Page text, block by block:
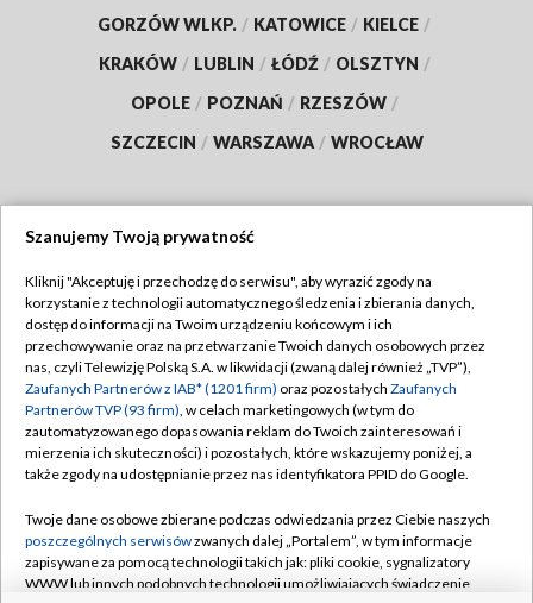
GORZÓW WLKP. / KATOWICE / KIELCE /
KRAKÓW / LUBLIN / ŁÓDŹ / OLSZTYN /
OPOLE / POZNAŃ / RZESZÓW /
SZCZECIN / WARSZAWA / WROCŁAW
TVP
Abonament TVP
Emisja w TVP
Centrum informacji TVP
Naziemna Telewizja Cyfrowa
Rada Programowa
System NOS
Regulamin TVP
Polityka prywatności
Moje zgody
Pomoc
Kontakt
Szanujemy Twoją prywatność
Kliknij "Akceptuję i przechodzę do serwisu", aby wyrazić zgody na
korzystanie z technologii automatycznego śledzenia i zbierania danych,
dostęp do informacji na Twoim urządzeniu końcowym i ich
przechowywanie oraz na przetwarzanie Twoich danych osobowych przez
nas, czyli Telewizję Polską S.A. w likwidacji (zwaną dalej również „TVP”),
Zaufanych Partnerów z IAB* (1201 firm) oraz pozostałych Zaufanych
Partnerów TVP (93 firm), w celach marketingowych (w tym do
zautomatyzowanego dopasowania reklam do Twoich zainteresowań i
mierzenia ich skuteczności) i pozostałych, które wskazujemy poniżej, a
także zgody na udostępnianie przez nas identyfikatora PPID do Google.
Twoje dane osobowe zbierane podczas odwiedzania przez Ciebie naszych
poszczególnych serwisówzwanych dalej „Portalem”, w tym informacje
zapisywane za pomocą technologii takich jak: pliki cookie, sygnalizatory
WWW lub innych podobnych technologii umożliwiających świadczenie